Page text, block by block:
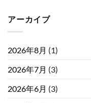
アーカイブ
2026年8月 (1)
2026年7月 (3)
2026年6月 (3)